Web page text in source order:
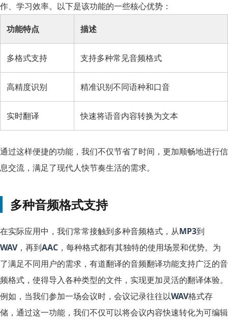
作、学习效率。以下是该功能的一些核心优势：
功能特点 描述
多格式支持 支持多种常见音频格式
高精度识别 精准识别不同语种和口音
实时翻译 快速将语音内容转换为文本
通过这样便捷的功能，我们不仅节省了时间，更加顺畅地进行信
息交流，满足了现代人快节奏生活的需求。
多种音频格式支持
在实际应用中，我们常常接触到多种音频格式，从MP3到
WAV，再到AAC ，每种格式都有其独特的使用场景和优势。为
了满足不同用户的需求，有道翻译的音频翻译功能支持广泛的音
频格式，使得导入各种类型的文件，实现更加灵活的翻译体验。
例如，当我们参加一场会议时，会议记录往往以WAV格式存
储，通过这一功能，我们不仅可以将会议内容快速转化为可编辑